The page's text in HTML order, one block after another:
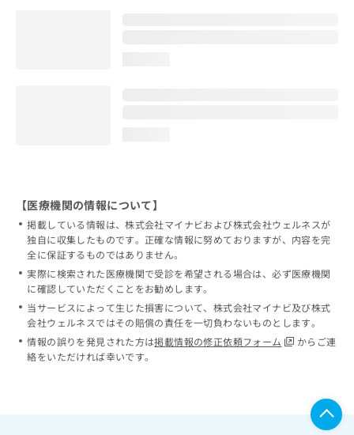
【医療機関の情報について】
掲載している情報は、株式会社マイナビおよび株式会社ウェルネスが
独自に収集したものです。正確な情報に努めておりますが、内容を完
全に保証するものではありません。
実際に検索された医療機関で受診を希望される場合は、必ず医療機関
に確認していただくことをお勧めします。
当サービスによって生じた損害について、株式会社マイナビ及び株式
会社ウェルネスではその賠償の責任を一切負わないものとします。
情報の誤りを発見された方は掲載情報の修正依頼フォーム
からご連
絡をいただければ幸いです。